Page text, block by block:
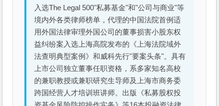
入选The Legal 500"私募基金"和"公司与商业"等
境内外各类律师榜单，代理的中国法院首例适
用外国法律审理外国公司的董事损害小股东权
益纠纷案入选上海高院发布的《上海法院域外
法查明典型案例》和威科先行"要案头条"。具有
上市公司独立董事任职资格，系多家知名高校
的兼职教授或兼职研究生导师及上海市商务委
跨国经营人才培训班讲师。出版《私募股权投